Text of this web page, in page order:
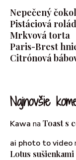
Nepečený
Pistáciová
Mrkvová torta
Paris-Brest
Citrónová
Najnovšie
Kawa na Toast s
ai photo to video
Lotus sušienkami